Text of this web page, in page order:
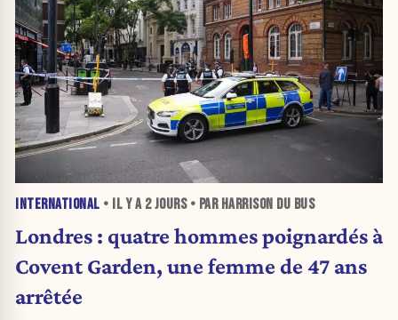
INTERNATIONAL • IL Y A 2 JOURS• PAR HARRISON DU BUS
Londres : quatre hommes poignardés à
Covent Garden, une femme de 47 ans
arrêtée